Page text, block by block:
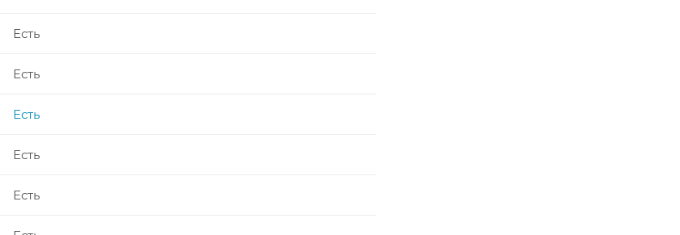
Есть
Есть
Есть
Есть
Есть